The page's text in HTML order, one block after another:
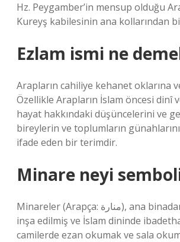
Hz. Peygamber’in mensup olduğu
Kureyş kabilesinin ana kollarından
Ezlam ismi ne
Arapların cahiliye kehanet oklarına
Özellikle Arapların İslam öncesi dinî
hayat hakkındaki düşüncelerini ve
bireylerin ve toplumların günahlarını
ifade eden bir terimdir.
Minare neyi
Minareler (Arapça: منارة), ana binadan daha yüksek
inşa edilmiş ve İslam dininde
camilerde ezan okumak ve sala